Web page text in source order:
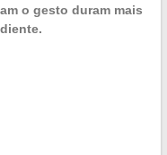
o gesto duram mais